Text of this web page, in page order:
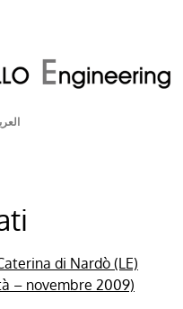
di Nardò (LE)
– novembre 2009)